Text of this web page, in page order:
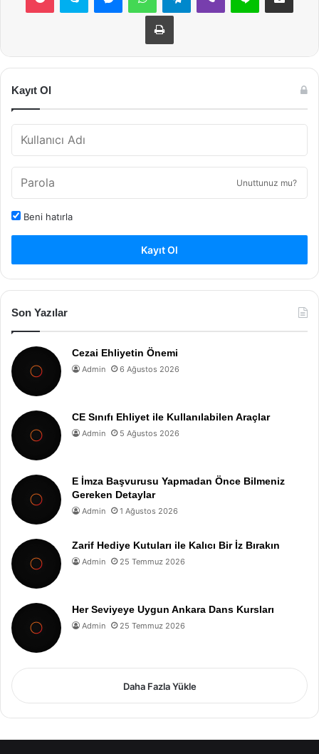
Yazdır
Kayıt Ol
Unuttunuz mu?
Beni hatırla
Kayıt Ol
Son Yazılar
Cezai Ehliyetin Önemi
Admin 6 Ağustos 2026
CE Sınıfı Ehliyet ile Kullanılabilen Araçlar
Admin 5 Ağustos 2026
E İmza Başvurusu Yapmadan Önce Bilmeniz
Gereken Detaylar
Admin 1 Ağustos 2026
Zarif Hediye Kutuları ile Kalıcı Bir İz Bırakın
Admin 25 Temmuz 2026
Her Seviyeye Uygun Ankara Dans Kursları
Admin 25 Temmuz 2026
Daha Fazla Yükle